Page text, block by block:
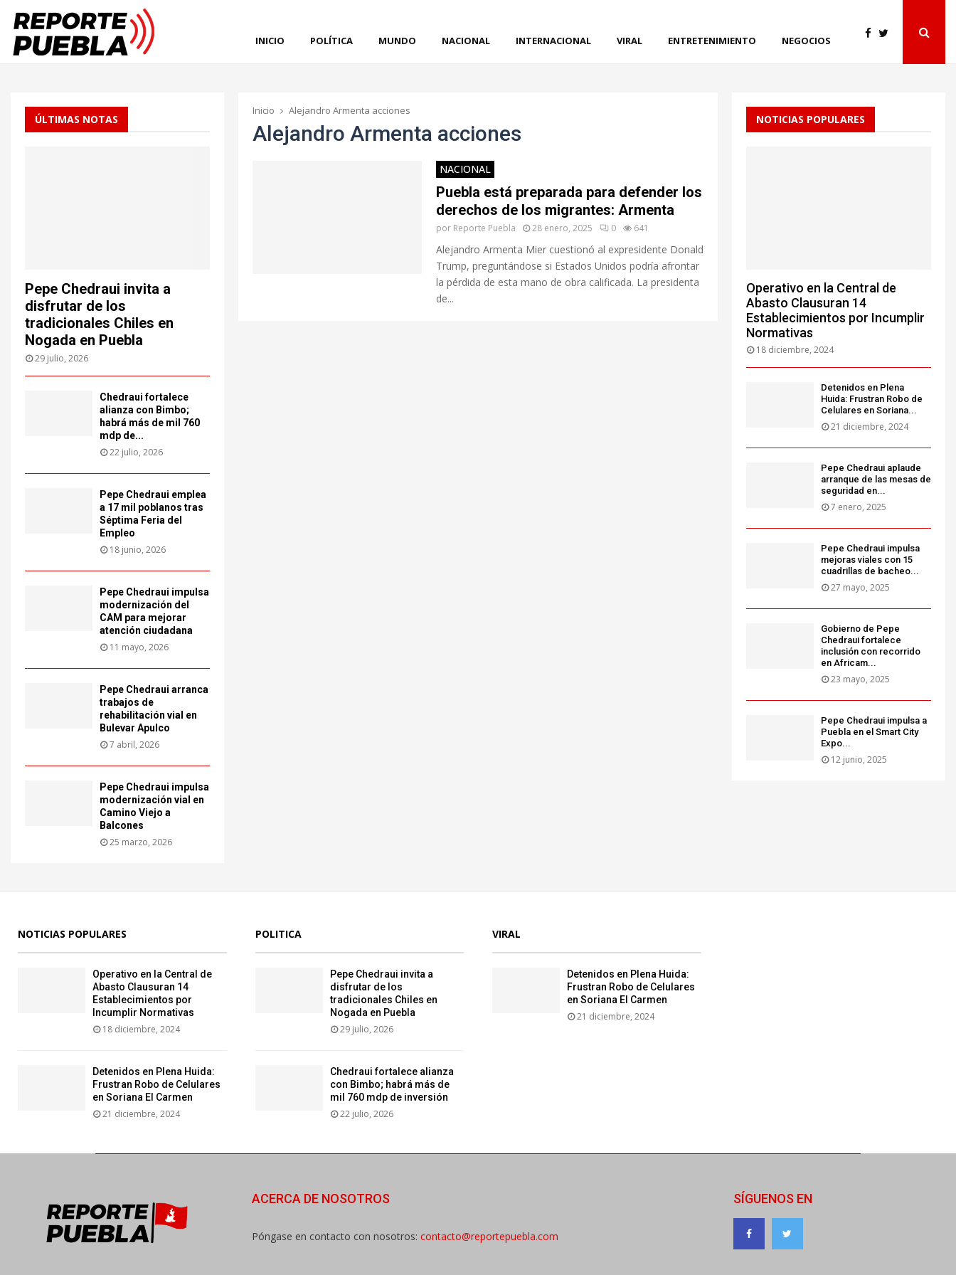
INICIO POLÍTICA MUNDO NACIONAL INTERNACIONAL VIRAL ENTRETENIMIENTO NEGOCIOS
Inicio Alejandro Armenta acciones
Alejandro Armenta acciones
NACIONAL
Puebla está preparada para defender los
derechos de los migrantes: Armenta
por Reporte Puebla 28 enero, 2025 0 641
Alejandro Armenta Mier cuestionó al expresidente Donald
Trump, preguntándose si Estados Unidos podría afrontar
la pérdida de esta mano de obra calificada. La presidenta
de...
ÚLTIMAS NOTAS
Pepe Chedraui invita a
disfrutar de los
tradicionales Chiles en
Nogada en Puebla
29 julio, 2026
Chedraui fortalece
alianza con Bimbo;
habrá más de mil 760
mdp de...
22 julio, 2026
Pepe Chedraui emplea
a 17 mil poblanos tras
Séptima Feria del
Empleo
18 junio, 2026
Pepe Chedraui impulsa
modernización del
CAM para mejorar
atención ciudadana
11 mayo, 2026
Pepe Chedraui arranca
trabajos de
rehabilitación vial en
Bulevar Apulco
7 abril, 2026
Pepe Chedraui impulsa
modernización vial en
Camino Viejo a
Balcones
25 marzo, 2026
NOTICIAS POPULARES
Operativo en la Central de
Abasto Clausuran 14
Establecimientos por Incumplir
Normativas
18 diciembre, 2024
Detenidos en Plena
Huida: Frustran Robo de
Celulares en Soriana...
21 diciembre, 2024
Pepe Chedraui aplaude
arranque de las mesas de
seguridad en...
7 enero, 2025
Pepe Chedraui impulsa
mejoras viales con 15
cuadrillas de bacheo...
27 mayo, 2025
Gobierno de Pepe
Chedraui fortalece
inclusión con recorrido
en Africam...
23 mayo, 2025
Pepe Chedraui impulsa a
Puebla en el Smart City
Expo...
12 junio, 2025
NOTICIAS POPULARES
Operativo en la Central de
Abasto Clausuran 14
Establecimientos por
Incumplir Normativas
18 diciembre, 2024
Detenidos en Plena Huida:
Frustran Robo de Celulares
en Soriana El Carmen
21 diciembre, 2024
POLITICA
Pepe Chedraui invita a
disfrutar de los
tradicionales Chiles en
Nogada en Puebla
29 julio, 2026
Chedraui fortalece alianza
con Bimbo; habrá más de
mil 760 mdp de inversión
22 julio, 2026
VIRAL
Detenidos en Plena Huida:
Frustran Robo de Celulares
en Soriana El Carmen
21 diciembre, 2024
ACERCA DE NOSOTROS
Póngase en contacto con nosotros: contacto@reportepuebla.com
SÍGUENOS EN